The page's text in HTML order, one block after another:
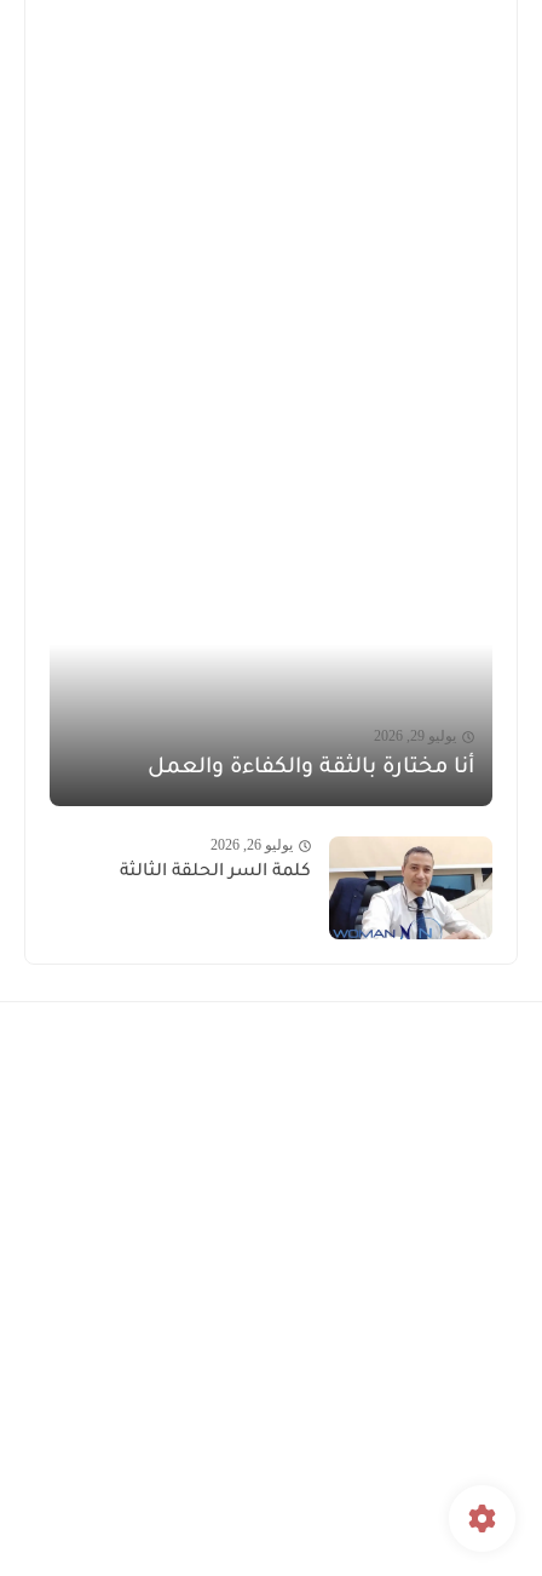
يوليو 29, 2026
أنا مختارة بالثقة والكفاءة والعمل
يوليو 26, 2026
كلمة السر الحلقة الثالثة